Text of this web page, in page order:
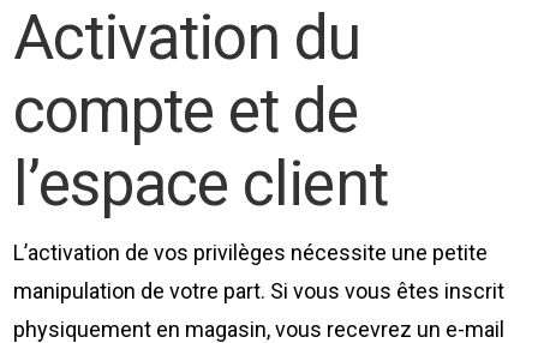
Activation du
compte et de
l’espace client
L’activation de vos privilèges nécessite une petite
manipulation de votre part. Si vous vous êtes inscrit
physiquement en magasin, vous recevrez un e-mail